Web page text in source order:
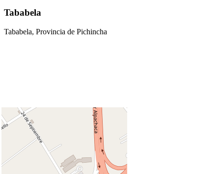
Tababela
Tababela, Provincia de Pichincha